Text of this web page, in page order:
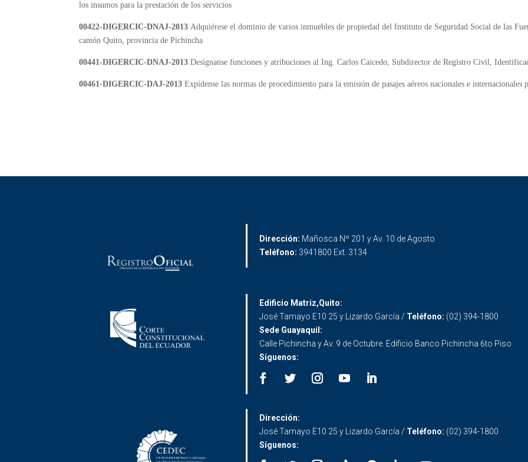
los insumos para la prestación de los servicios
00422-DIGERCIC-DNAJ-2013Adquiérese el dominio de varios inmuebles de propiedad del Instituto de Seguridad Social de las
cantón Quito, provincia de Pichincha
00441-DIGERCIC-DNAJ-2013 Desígnanse funciones y atribuciones al Ing. Carlos Caicedo, Subdirector de Registro Civil,
00461-DIGERCIC-DAJ-2013Expídense las normas de procedimiento para la emisión de pasajes aéreos nacionales e
Dirección: Mañosca Nº 201 y Av. 10 de Agosto
Teléfono: 3941800 Ext. 3134
Edificio Matriz,Quito:
José Tamayo E10 25 y Lizardo García / Teléfono: (02) 394-1800
Sede Guayaquil:
Calle Pichincha y Av. 9 de Octubre. Edificio Banco Pichincha 6to Piso
Síguenos:
Dirección:
José Tamayo E10 25 y Lizardo García / Teléfono: (02) 394-1800
Síguenos: